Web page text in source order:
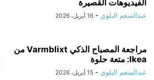
الفيديوهات القصيرة
عبدالمنعم البلوي - 16 أبريل، 2026
مراجعة المصباح الذكي Varmblixt من
Ikea: متعة حلوة
عبدالمنعم البلوي - 15 أبريل، 2026